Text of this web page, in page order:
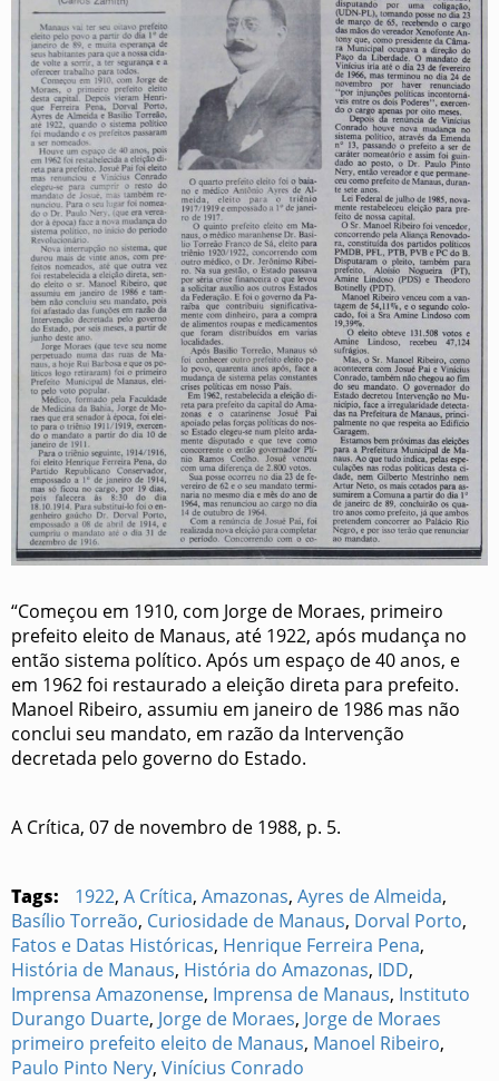
“Começou em 1910, com Jorge de Moraes, primeiro
prefeito eleito de Manaus, até 1922, após mudança no
então sistema político. Após um espaço de 40 anos, e
em 1962 foi restaurado a eleição direta para prefeito.
Manoel Ribeiro, assumiu em janeiro de 1986 mas não
conclui seu mandato, em razão da Intervenção
decretada pelo governo do Estado.
A Crítica, 07 de novembro de 1988, p. 5.
Tags: 1922, A Crítica, Amazonas, Ayres de Almeida,
Basílio Torreão, Curiosidade de Manaus, Dorval Porto,
Fatos e Datas Históricas, Henrique Ferreira Pena,
História de Manaus, História do Amazonas, IDD,
Imprensa Amazonense, Imprensa de Manaus, Instituto
Durango Duarte, Jorge de Moraes, Jorge de Moraes
primeiro prefeito eleito de Manaus, Manoel Ribeiro,
Paulo Pinto Nery, Vinícius Conrado